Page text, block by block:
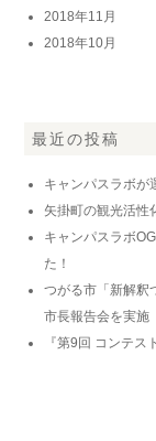
2018年11月
2018年10月
最近の投稿
キャンパスラボが
矢掛町の観光活性
キャンパスラボ
た！
つがる市「新解釈
市長報告会を実施
『第9回 コンテ